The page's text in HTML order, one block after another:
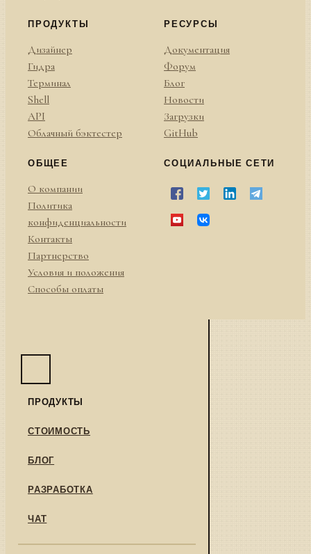
ПРОДУКТЫ
Дизайнер
Гидра
Терминал
Shell
API
Облачный бэктестер
РЕСУРСЫ
Документация
Форум
Блог
Новости
Загрузки
GitHub
ОБЩЕЕ
О компании
Политика
конфиденциальности
Контакты
Партнерство
Условия и положения
Способы оплаты
СОЦИАЛЬНЫЕ СЕТИ
ПРОДУКТЫ
СТОИМОСТЬ
БЛОГ
РАЗРАБОТКА
ЧАТ